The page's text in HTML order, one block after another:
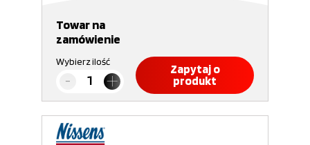
Towar na
zamówienie
Wybierz ilość
Zapytaj o
produkt